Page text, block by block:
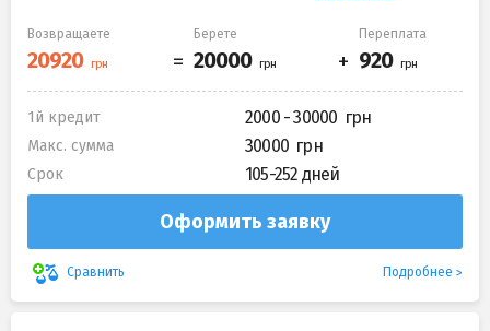
Возвращаете Берете Переплата
1й кредит 2000 - 30000
Макс. сумма 30000
Срок 105-252 дней
Оформить заявку
Сравнить Подробнее